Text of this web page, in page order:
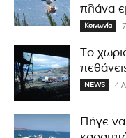
πλάνα
Κοινωνία
Το
NEWS 4
Πήγε